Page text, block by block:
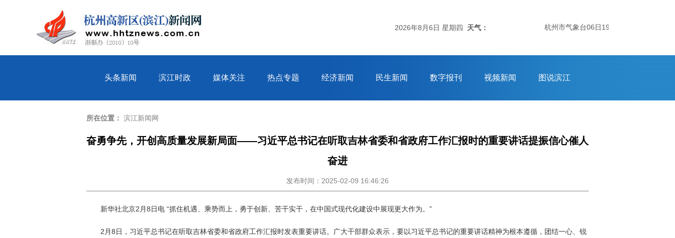
2026年8月6日 星期四 天气： 杭州市气象台06日19时50分发布：杭州市气
头条新闻 滨江时政 媒体关注 热点专题 经济新闻 民生新闻 数字报刊 视频新闻 图说滨江
所在位置： 滨江新闻网
奋勇争先，开创高质量发展新局面——习近平总书记在听取吉林省委和省政府工作汇报时的重要讲话提振信心催人
奋进
发布时间：2025-02-09 16:46:26
新华社北京2月8日电 “抓住机遇、乘势而上，勇于创新、苦干实干，在中国式现代化建设中展现更大作为。”
2月8日，习近平总书记在听取吉林省委和省政府工作汇报时发表重要讲话。广大干部群众表示，要以习近平总书记的重要讲话精神为根本遵循，团结一心、锐